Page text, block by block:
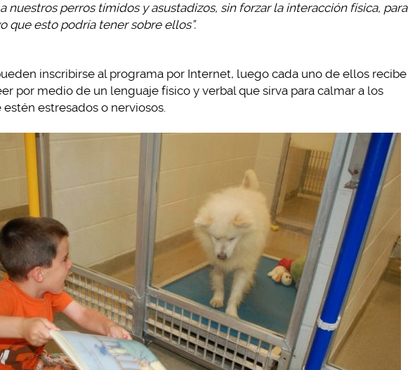
nuestros perros tímidos y asustadizos, sin forzar la interacción física, para
que esto podría tener sobre ellos”.
inscribirse al programa por Internet, luego cada uno de ellos recibe
por medio de un lenguaje físico y verbal que sirva para calmar a los
estresados o nerviosos.